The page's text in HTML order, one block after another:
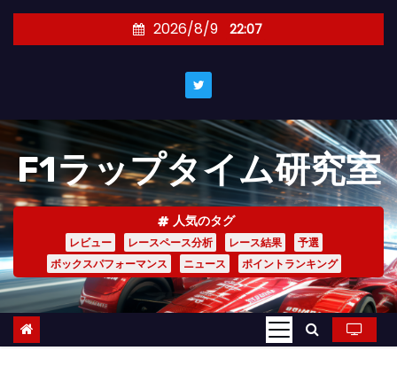
キ
ッ
プ
2026/8/9 22:07
F1ラップタイム研究室
人気のタグ
レビュー レースペース分析 レース結果
予選
ボックスパフォーマンス
ニュース ポイントランキング